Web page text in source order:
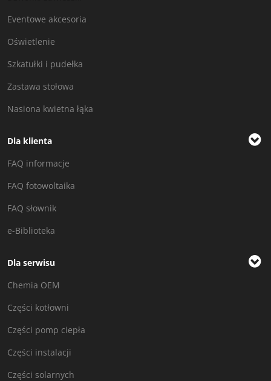
Eventowe akcesoria
Oświetlenie
Szkatułki i pudełka
Zastawa stołowa
Nasiona kwietna łąka
Dla klienta
FAQ informacje
FAQ fotowoltaika
FAQ słownik
e-Biblioteka
Dla serwisu
Chemia OEM
Części kotłowni
Części pomp ciepła
Części instalacji
Części solarnych